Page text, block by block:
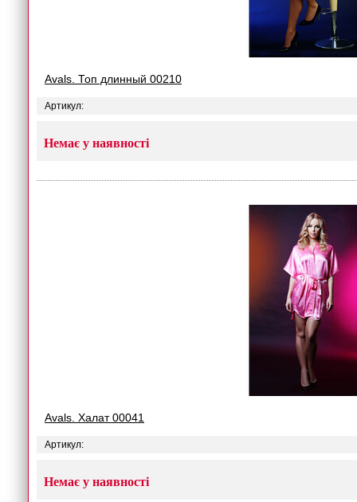
Avals. Топ длинный 00210
Артикул:
Немає у наявності
Avals. Халат 00041
Артикул:
Немає у наявності